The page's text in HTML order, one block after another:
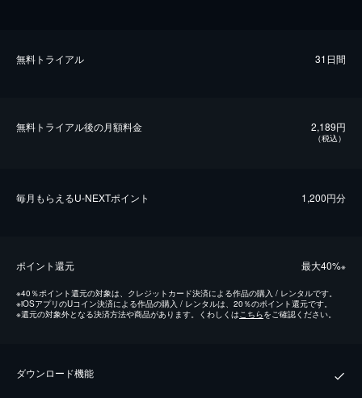
無料トライアル 31日間
無料トライアル後の⽉額料金 2,189円
（税込）
毎⽉もらえるU-NEXTポイント 1,200円分
ポイント還元 最⼤40%※
※40％ポイント還元の対象は、クレジットカード決済による作品の購入 / レンタルです。
※iOSアプリのUコイン決済による作品の購入 / レンタルは、20％のポイント還元です。
※還元の対象外となる決済方法や商品があります。くわしくは こちらをご確認ください。
ダウンロード機能